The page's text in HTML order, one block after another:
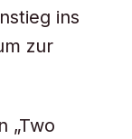
ins
zur
„Two